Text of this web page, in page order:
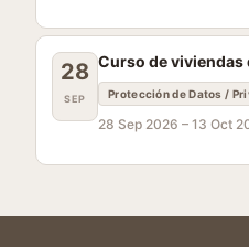
28
SEP
Curso de viviendas
Protección de Datos /
28 Sep 2026 – 13 Oct